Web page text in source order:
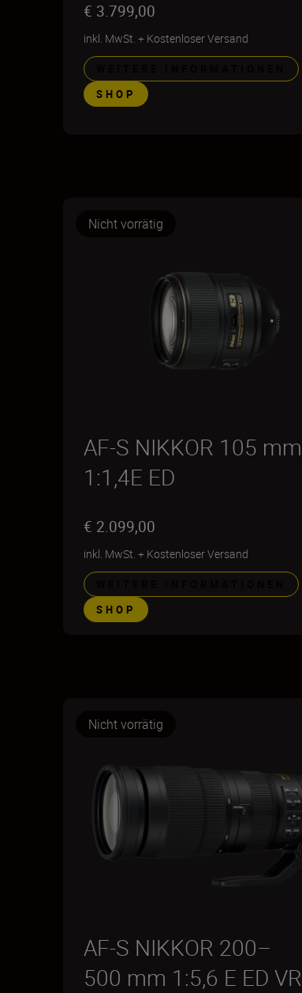
€ 3.799,00
inkl. MwSt. + Kostenloser Versand
SHOP
Nicht vorrätig
AF-S NIKKOR 105 mm
1:1,4E ED
€ 2.099,00
inkl. MwSt. + Kostenloser Versand
SHOP
Nicht vorrätig
AF-S NIKKOR 200–
500 mm 1:5,6 E ED VR